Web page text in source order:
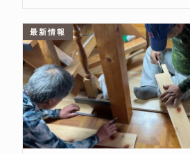
最新情報